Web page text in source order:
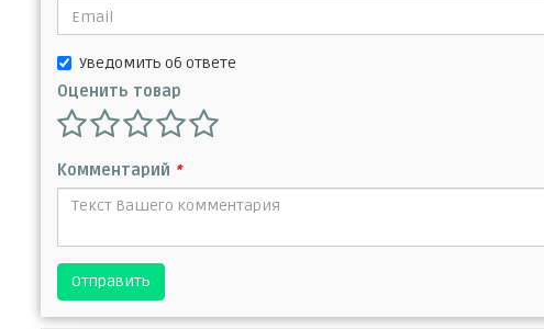
Уведомить об ответе
Оценить товар
Комментарий *
Отправить